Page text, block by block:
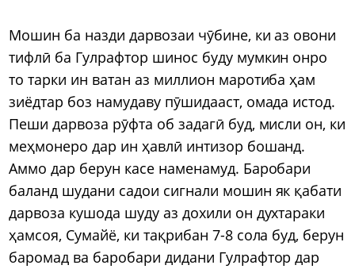
Мошин ба назди дарвозаи чӯбине, ки аз овони
тифлӣ ба Гулрафтор шинос буду мумкин онро
то тарки ин ватан аз миллион маротиба ҳам
зиёдтар боз намудаву пӯшидааст, омада истод.
Пеши дарвоза рӯфта об задагӣ буд, мисли он, ки
меҳмонеро дар ин ҳавлӣ интизор бошанд.
Аммо дар берун касе наменамуд. Баробари
баланд шудани садои сигнали мошин як қабати
дарвоза кушода шуду аз дохили он духтараки
ҳамсоя, Сумайё, ки тақрибан 7-8 сола буд, берун
баромад ва баробари дидани Гулрафтор дар